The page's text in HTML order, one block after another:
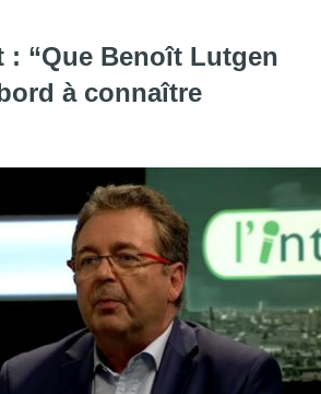
: “Que Benoît Lutgen
à connaître